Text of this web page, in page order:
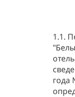
1.1.
года